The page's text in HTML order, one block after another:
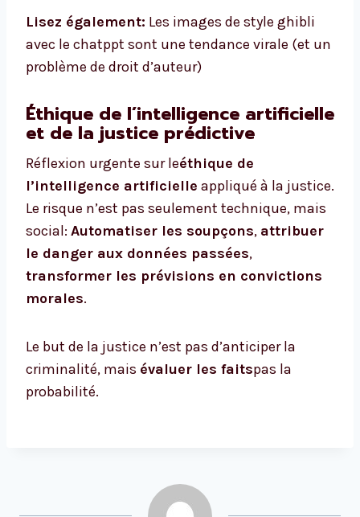
Lisez également: Les images de style ghibli
avec le chatppt sont une tendance virale (et un
problème de droit d’auteur)
Éthique de l’intelligence artificielle
et de la justice prédictive
Réflexion urgente sur leéthique de
l’intelligence artificielle appliqué à la justice.
Le risque n’est pas seulement technique, mais
social: Automatiser les soupçons, attribuer
le danger aux données passées,
transformer les prévisions en convictions
morales.
Le but de la justice n’est pas d’anticiper la
criminalité, mais évaluer les faitspas la
probabilité.